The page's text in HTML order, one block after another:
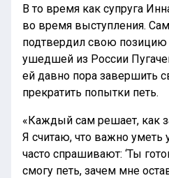
В то время как супруга
во время выступления.
подтвердил свою позицию
ушедшей из России
ей давно пора завершить
прекратить попытки петь.
«Каждый сам решает, как
Я считаю, что важно уметь
часто спрашивают: ‘Ты
смогу петь, зачем мне